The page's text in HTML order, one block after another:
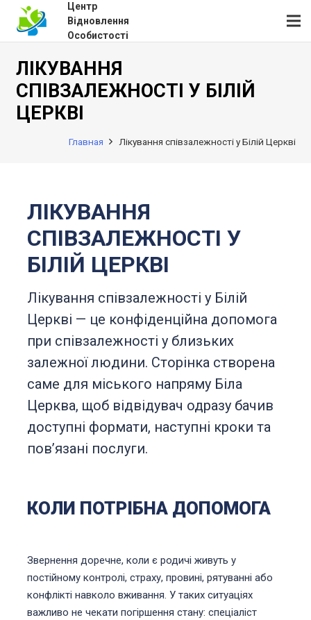
Центр
Відновлення
Особистості
ЛІКУВАННЯ
СПІВЗАЛЕЖНОСТІ У БІЛІЙ
ЦЕРКВІ
Главная Лікування співзалежності у Білій Церкві
ЛІКУВАННЯ
СПІВЗАЛЕЖНОСТІ У
БІЛІЙ ЦЕРКВІ
Лікування співзалежності у Білій
Церкві — це конфіденційна допомога
при співзалежності у близьких
залежної людини. Сторінка створена
саме для міського напряму Біла
Церква, щоб відвідувач одразу бачив
доступні формати, наступні кроки та
повʼязані послуги.
КОЛИ ПОТРІБНА ДОПОМОГА
Звернення доречне, коли є родичі живуть у
постійному контролі, страху, провині, рятуванні або
конфлікті навколо вживання. У таких ситуаціях
важливо не чекати погіршення стану: спеціаліст